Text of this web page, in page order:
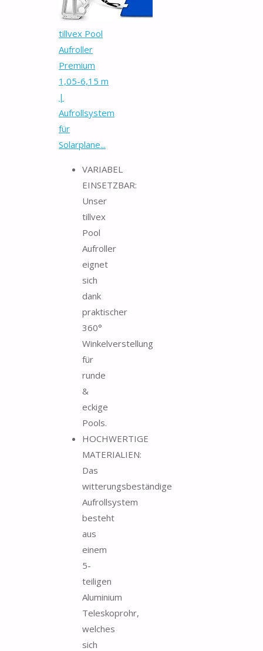
tillvex Pool
Aufroller
Premium
1,05-6,15 m
|
Aufrollsystem
für
Solarplane...
VARIABEL
EINSETZBAR:
Unser
tillvex
Pool
Aufroller
eignet
sich
dank
praktischer
360°
Winkelverstellung
für
runde
&
eckige
Pools.
HOCHWERTIGE
MATERIALIEN:
Das
witterungsbeständige
Aufrollsystem
besteht
aus
einem
5-
teiligen
Aluminium
Teleskoprohr,
welches
sich